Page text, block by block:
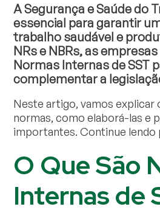
A Segurança e Saúde do
essencial para garantir
trabalho saudável e
NRs e NBRs, as
Normas Internas de SST
complementar a
Neste artigo, vamos explicar
normas, como elaborá-las e
importantes. Continue lendo
O Que São
Internas de